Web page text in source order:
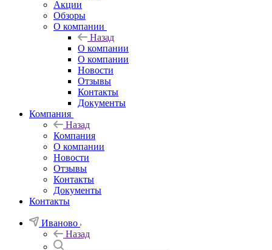
Акции
Обзоры
О компании
Назад
О компании
О компании
Новости
Отзывы
Контакты
Документы
Компания
Назад
Компания
О компании
Новости
Отзывы
Контакты
Документы
Контакты
Иваново
Назад